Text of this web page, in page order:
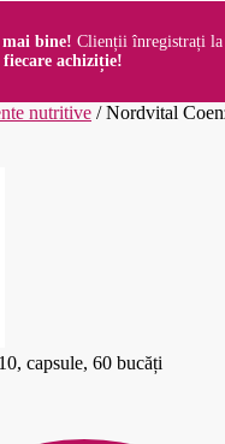
bine! Clienții înregistrați la
achiziție!
nutritive /Nordvital
capsule, 60 bucăți